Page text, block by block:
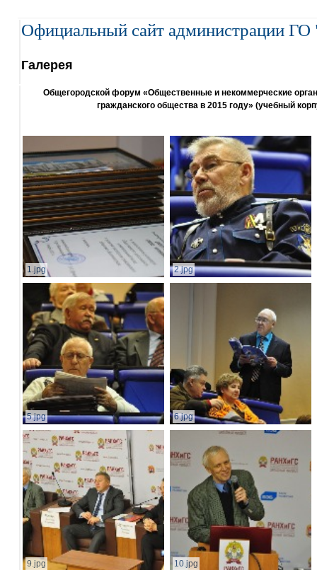
Официальный сайт администрации ГО
Галерея
Общегородской форум «Общественные и некоммерческие
гражданского общества в 2015 году» (учебный
1.jpg 2.jpg
5.jpg 6.jpg
9.jpg 10.jpg